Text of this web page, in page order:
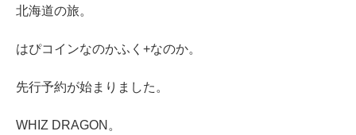
北海道の旅。
はぴコインなのかふく+なのか。
先行予約が始まりました。
WHIZ DRAGON。